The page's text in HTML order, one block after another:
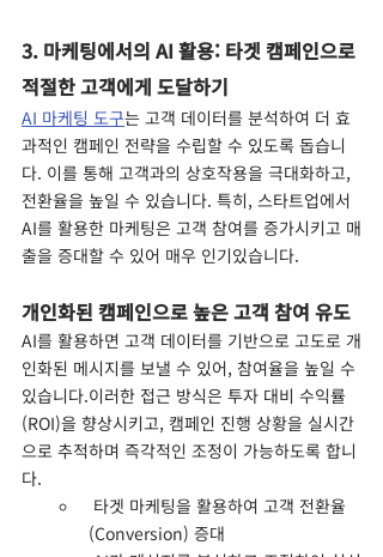
3. 마케팅에서의 AI 활용: 타겟 캠페인으로
적절한 고객에게 도달하기
AI 마케팅 도구는 고객 데이터를 분석하여 더 효
과적인 캠페인 전략을 수립할 수 있도록 돕습니
다. 이를 통해 고객과의 상호작용을 극대화하고,
전환율을 높일 수 있습니다. 특히, 스타트업에서
AI를 활용한 마케팅은 고객 참여를 증가시키고 매
출을 증대할 수 있어 매우 인기있습니다.
개인화된 캠페인으로 높은 고객 참여 유도
AI를 활용하면 고객 데이터를 기반으로 고도로 개
인화된 메시지를 보낼 수 있어, 참여율을 높일 수
있습니다.이러한 접근 방식은 투자 대비 수익률
(ROI)을 향상시키고, 캠페인 진행 상황을 실시간
으로 추적하며 즉각적인 조정이 가능하도록 합니
다.
(Conversion) 증대